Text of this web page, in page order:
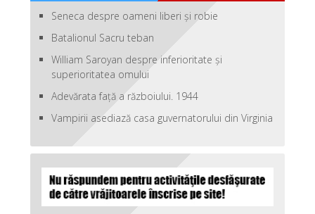
Seneca despre oameni liberi şi robie
Batalionul Sacru teban
William Saroyan despre inferioritate şi
superioritatea omului
Adevărata față a războiului. 1944
Vampirii asediază casa guvernatorului din Virginia